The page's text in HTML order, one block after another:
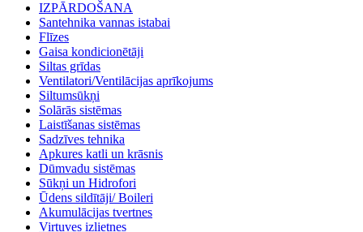
IZPĀRDOŠANA
Santehnika vannas istabai
Flīzes
Gaisa kondicionētāji
Siltas grīdas
Ventilatori/Ventilācijas aprīkojums
Siltumsūkņi
Solārās sistēmas
Laistīšanas sistēmas
Sadzīves tehnika
Apkures katli un krāsnis
Dūmvadu sistēmas
Sūkņi un Hidrofori
Ūdens sildītāji/ Boileri
Akumulācijas tvertnes
Virtuves izlietnes